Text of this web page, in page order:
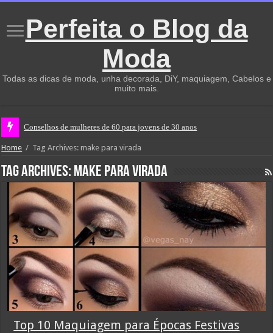
Perfeita o Blog da
Moda
Todas as dicas de moda, unha decorada, DiY, maquiagem, Cabelos e
muito mais.
Conselhos de mulheres de 60 para jovens de 30 anos
Home / Tag Archives: make para virada
Tag Archives: make para virada
Top 10 Maquiagem para Épocas Festivas